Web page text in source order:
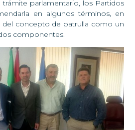
parlamentario, los Partidos
en algunos términos, en
del concepto de patrulla como un
componentes.